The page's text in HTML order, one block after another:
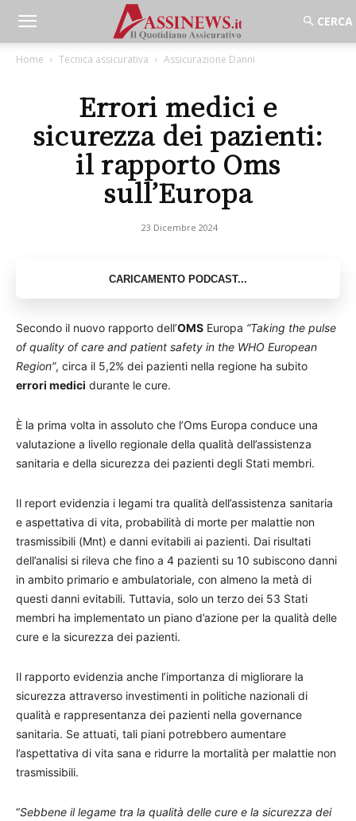
Home Tecnica assicurativa Assicurazione Danni
Errori medici e
sicurezza dei pazienti:
il rapporto Oms
sull’Europa
23 Dicembre 2024
Secondo il nuovo rapporto dell’OMS Europa “Taking the pulse
of quality of care and patient safety in the WHO European
Region”, circa il 5,2% dei pazienti nella regione ha subito
errori medici durante le cure.
È la prima volta in assoluto che l’Oms Europa conduce una
valutazione a livello regionale della qualità dell’assistenza
sanitaria e della sicurezza dei pazienti degli Stati membri.
Il report evidenzia i legami tra qualità dell’assistenza sanitaria
e aspettativa di vita, probabilità di morte per malattie non
trasmissibili (Mnt) e danni evitabili ai pazienti. Dai risultati
dell’analisi si rileva che fino a 4 pazienti su 10 subiscono danni
in ambito primario e ambulatoriale, con almeno la metà di
questi danni evitabili. Tuttavia, solo un terzo dei 53 Stati
membri ha implementato un piano d’azione per la qualità delle
cure e la sicurezza dei pazienti.
Il rapporto evidenzia anche l’importanza di migliorare la
sicurezza attraverso investimenti in politiche nazionali di
qualità e rappresentanza dei pazienti nella governance
sanitaria. Se attuati, tali piani potrebbero aumentare
l’aspettativa di vita sana e ridurre la mortalità per malattie non
trasmissibili.
“Sebbene il legame tra la qualità delle cure e la sicurezza dei